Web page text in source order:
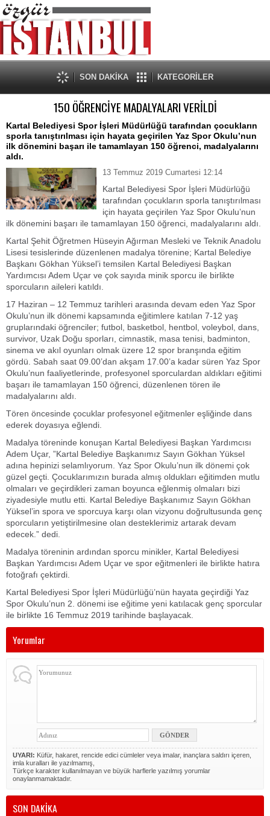
SON DAKİKA KATEGORİLER
150 ÖĞRENCİYE MADALYALARI VERİLDİ
Kartal Belediyesi Spor İşleri Müdürlüğü tarafından çocukların
sporla tanıştırılması için hayata geçirilen Yaz Spor Okulu’nun
ilk dönemini başarı ile tamamlayan 150 öğrenci, madalyalarını
aldı.
13 Temmuz 2019 Cumartesi 12:14
Kartal Belediyesi Spor İşleri Müdürlüğü
tarafından çocukların sporla tanıştırılması
için hayata geçirilen Yaz Spor Okulu’nun
ilk dönemini başarı ile tamamlayan 150 öğrenci, madalyalarını aldı.
Kartal Şehit Öğretmen Hüseyin Ağırman Mesleki ve Teknik Anadolu
Lisesi tesislerinde düzenlenen madalya törenine; Kartal Belediye
Başkanı Gökhan Yüksel’i temsilen Kartal Belediyesi Başkan
Yardımcısı Adem Uçar ve çok sayıda minik sporcu ile birlikte
sporcuların aileleri katıldı.
17 Haziran – 12 Temmuz tarihleri arasında devam eden Yaz Spor
Okulu’nun ilk dönemi kapsamında eğitimlere katılan 7-12 yaş
gruplarındaki öğrenciler; futbol, basketbol, hentbol, voleybol, dans,
survivor, Uzak Doğu sporları, cimnastik, masa tenisi, badminton,
sinema ve akıl oyunları olmak üzere 12 spor branşında eğitim
gördü. Sabah saat 09.00’dan akşam 17.00’a kadar süren Yaz Spor
Okulu’nun faaliyetlerinde, profesyonel sporculardan aldıkları eğitimi
başarı ile tamamlayan 150 öğrenci, düzenlenen tören ile
madalyalarını aldı.
Tören öncesinde çocuklar profesyonel eğitmenler eşliğinde dans
ederek doyasıya eğlendi.
Madalya töreninde konuşan Kartal Belediyesi Başkan Yardımcısı
Adem Uçar, ”Kartal Belediye Başkanımız Sayın Gökhan Yüksel
adına hepinizi selamlıyorum. Yaz Spor Okulu’nun ilk dönemi çok
güzel geçti. Çocuklarımızın burada almış oldukları eğitimden mutlu
olmaları ve geçirdikleri zaman boyunca eğlenmiş olmaları bizi
ziyadesiyle mutlu etti. Kartal Belediye Başkanımız Sayın Gökhan
Yüksel’in spora ve sporcuya karşı olan vizyonu doğrultusunda genç
sporcuların yetiştirilmesine olan desteklerimiz artarak devam
edecek.” dedi.
Madalya töreninin ardından sporcu minikler, Kartal Belediyesi
Başkan Yardımcısı Adem Uçar ve spor eğitmenleri ile birlikte hatıra
fotoğrafı çektirdi.
Kartal Belediyesi Spor İşleri Müdürlüğü’nün hayata geçirdiği Yaz
Spor Okulu’nun 2. dönemi ise eğitime yeni katılacak genç sporcular
ile birlikte 16 Temmuz 2019 tarihinde başlayacak.
Yorumlar
UYARI: Küfür, hakaret, rencide edici cümleler veya imalar, inançlara saldırı içeren,
imla kuralları ile yazılmamış,
Türkçe karakter kullanılmayan ve büyük harflerle yazılmış yorumlar
onaylanmamaktadır.
SON DAKİKA